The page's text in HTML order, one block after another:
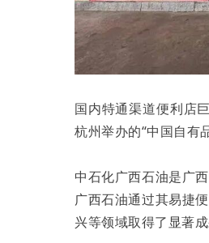
国内特通渠道便利店
杭州举办的“中国自有
中石化广西石油是广
广西石油通过其易捷
兴等领域取得了显著成